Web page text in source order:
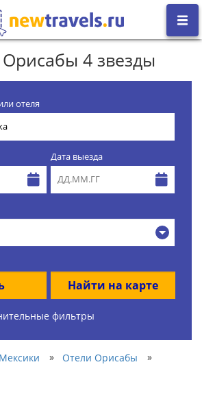
4 звезды
отеля
Дата выезда
Найти на карте
фильтры
» Отели Орисабы
»